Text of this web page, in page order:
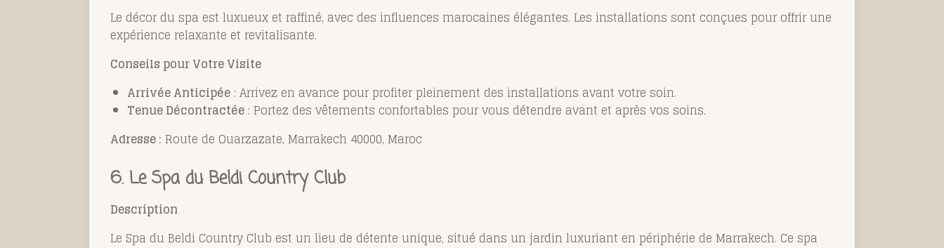
Le décor du spa est luxueux et raffiné, avec des influences marocaines élégantes. Les installations sont conçues pour offrir une
expérience relaxante et revitalisante.
Conseils pour Votre Visite
Arrivée Anticipée : Arrivez en avance pour profiter pleinement des installations avant votre soin.
Tenue Décontractée : Portez des vêtements confortables pour vous détendre avant et après vos soins.
Adresse : Route de Ouarzazate, Marrakech 40000, Maroc
6. Le Spa du Beldi Country Club
Description
Le Spa du Beldi Country Club est un lieu de détente unique, situé dans un jardin luxuriant en périphérie de Marrakech. Ce spa